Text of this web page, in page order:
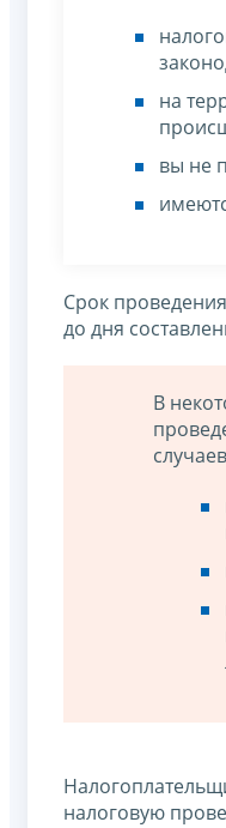
на
вы не
Срок
до дня
В
налоговую